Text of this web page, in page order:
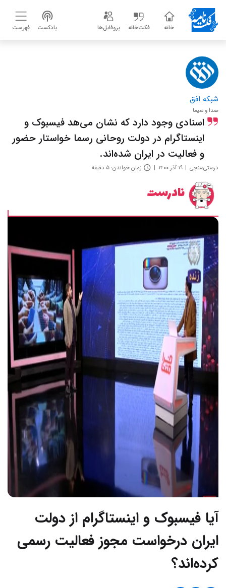
خانه فکت‌خانه پروفایل‌ها پادکست فهرست
شبکه افق
صدا و سیما
اسنادی وجود دارد که نشان می‌هد فیسبوک و
اینستاگرام در دولت روحانی رسما خواستار حضور
و فعالیت در ایران شده‌اند.
درستی‌سنجی ۱۹ آذر ۱۴۰۰ زمان خواندن: ۵ دقیقه
نادرست
آیا فیسبوک و اینستاگرام از دولت
ایران درخواست مجوز فعالیت رسمی
کرده‌اند؟